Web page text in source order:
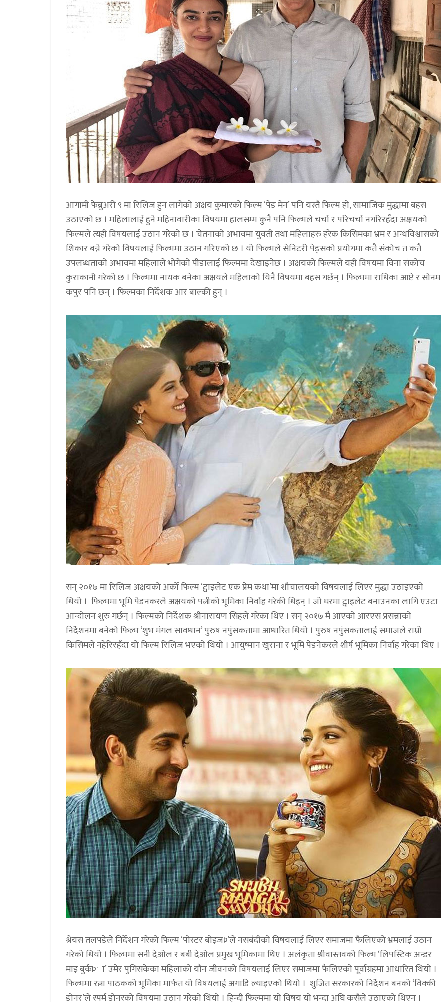
आगामी फेब्रुअरी ९ मा रिलिज हुन लागेको अक्षय कुमारको फिल्म ‘पेड मेन’ पनि यस्तै फिल्म हो, सामाजिक मुद्धामा बहस
उठाएको छ । महिलालाई हुने महिनावारीका विषयमा हालसम्म कुनै पनि फिल्मले चर्चा र परिचर्चा नगरिरहँदा अक्षयको
फिल्मले त्यही विषयलाई उठान गरेको छ । चेतनाको अभावमा युवती तथा महिलाहरु हरेक किसिमका भ्रम र अन्धविश्वासको
शिकार बन्ने गरेको विषयलाई फिल्ममा उठान गरिएको छ । यो फिल्मले सेनिटरी पेड्सको प्रयोगमा कतै संकोच त कतै
उपलब्धताको अभावमा महिलाले भोगेको पीडालाई फिल्ममा देखाइनेछ । अक्षयको फिल्मले यही विषयमा विना संकोच
कुराकानी गरेको छ । फिल्ममा नायक बनेका अक्षयले महिलाको यिनै विषयमा बहस गर्छन् । फिल्ममा राधिका आप्टे र सोनम
कपुर पनि छन् । फिल्मका निर्देशक आर बाल्की हुन् ।
सन् २०१७ मा रिलिज अक्षयको अर्को फिल्म ‘ट्वाइलेट एक प्रेम कथा’मा शौचालयको विषयलाई लिएर मुद्धा उठाइएको
थियो । फिल्ममा भूमि पेडनकरले अक्षयको पत्नीको भूमिका निर्वाह गरेकी थिइन् । जो घरमा ट्वाइलेट बनाउनका लागि एउटा
आन्दोलन शुरु गर्छन् । फिल्मको निर्देशक श्रीनारायण सिंहले गरेका थिए । सन् २०१७ मै आएको आरएस प्रसन्नाको
निर्देशनमा बनेको फिल्म ‘शुभ मंगल सावधान’ पुरुष नपुंसकतामा आधारित थियो । पुरुष नपुंसकतालाई समाजले राम्रो
किसिमले नहेरिरहँदा यो फिल्म रिलिज भएको थियो । आयुष्मान खुराना र भूमि पेडनेकरले शीर्ष भूमिका निर्वाह गरेका थिए ।
श्रेयस तलपडेले निर्देशन गरेको फिल्म ‘पोस्टर बोइजÞ’ले नसबंदीको विषयलाई लिएर समाजमा फैलिएको भ्रमलाई उठान
गरेको थियो । फिल्ममा सनी देओल र बबी देओल प्रमुख भूमिकामा थिए । अलंकृता श्रीवास्तवको फिल्म ‘लिपस्टिक अन्डर
माइ बुर्कÞा’ उमेर पुगिसकेका महिलाको यौन जीवनको विषयलाई लिएर समाजमा फैलिएको पूर्वाग्रहमा आधारित थियो ।
फिल्ममा रत्ना पाठकको भूमिका मार्फत यो विषयलाई अगाडि ल्याइएको थियो । शुजित सरकारको निर्देशन बनको ‘विक्की
डोनर’ले स्पर्म डोनरको विषयमा उठान गरेको थियो । हिन्दी फिल्ममा यो विषय यो भन्दा अघि कसैले उठाएको थिएन ।